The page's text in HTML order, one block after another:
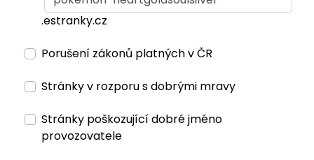
.estranky.cz
Porušení zákonů platných v ČR
Stránky v rozporu s dobrými mravy
Stránky poškozující dobré jméno
provozovatele